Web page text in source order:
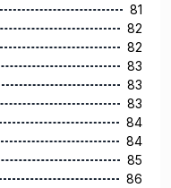
81
82
82
83
83
83
84
84
85
86